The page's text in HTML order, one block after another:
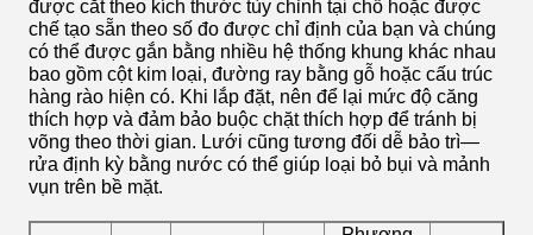
được cắt theo kích thước tùy chỉnh tại chỗ hoặc được
chế tạo sẵn theo số đo được chỉ định của bạn và chúng
có thể được gắn bằng nhiều hệ thống khung khác nhau
bao gồm cột kim loại, đường ray bằng gỗ hoặc cấu trúc
hàng rào hiện có. Khi lắp đặt, nên để lại mức độ căng
thích hợp và đảm bảo buộc chặt thích hợp để tránh bị
võng theo thời gian. Lưới cũng tương đối dễ bảo trì—
rửa định kỳ bằng nước có thể giúp loại bỏ bụi và mảnh
vụn trên bề mặt.